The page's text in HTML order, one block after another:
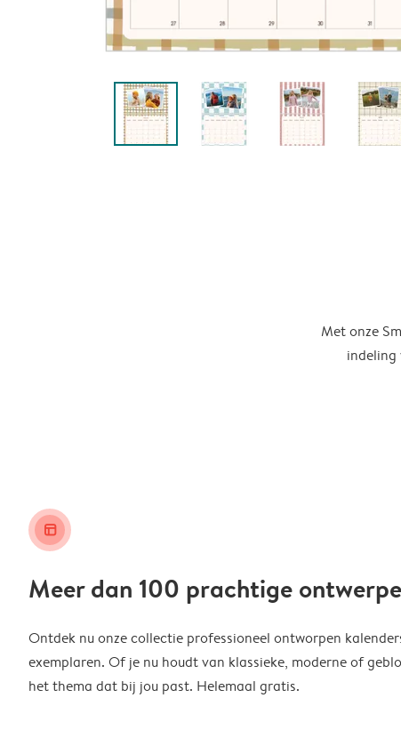
Met onze
indeling
layout_alt
Meer dan 100 prachtige
Ontdek nu onze collectie professioneel ontworpen
exemplaren. Of je nu houdt van klassieke, moderne of
het thema dat bij jou past. Helemaal gratis.